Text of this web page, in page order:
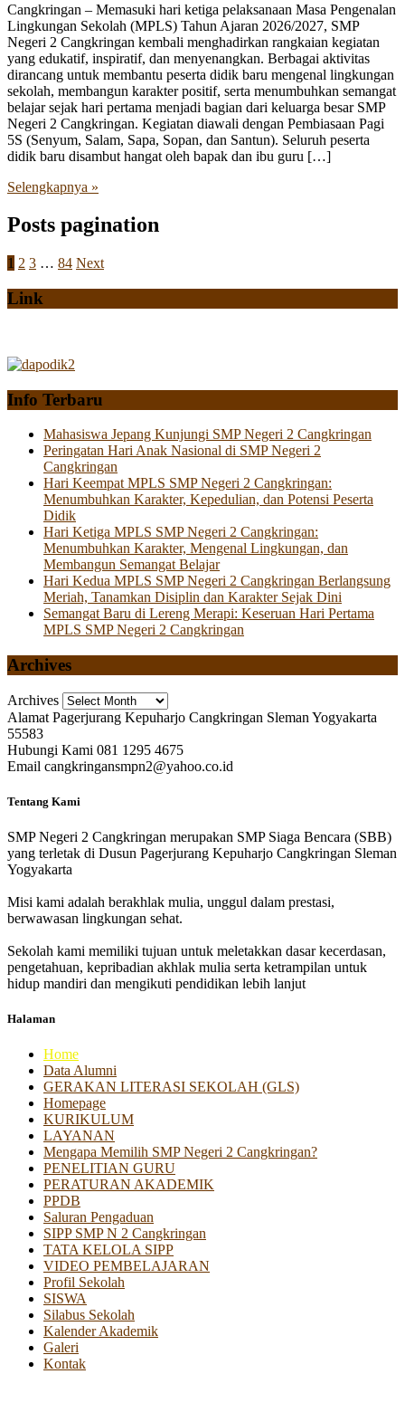
Cangkringan – Memasuki hari ketiga pelaksanaan Masa Pengenalan
Lingkungan Sekolah (MPLS) Tahun Ajaran 2026/2027, SMP
Negeri 2 Cangkringan kembali menghadirkan rangkaian kegiatan
yang edukatif, inspiratif, dan menyenangkan. Berbagai aktivitas
dirancang untuk membantu peserta didik baru mengenal lingkungan
sekolah, membangun karakter positif, serta menumbuhkan semangat
belajar sejak hari pertama menjadi bagian dari keluarga besar SMP
Negeri 2 Cangkringan. Kegiatan diawali dengan Pembiasaan Pagi
5S (Senyum, Salam, Sapa, Sopan, dan Santun). Seluruh peserta
didik baru disambut hangat oleh bapak dan ibu guru […]
Selengkapnya »
Posts pagination
1 2 3 … 84 Next
Link
Info Terbaru
Mahasiswa Jepang Kunjungi SMP Negeri 2 Cangkringan
Peringatan Hari Anak Nasional di SMP Negeri 2
Cangkringan
Hari Keempat MPLS SMP Negeri 2 Cangkringan:
Menumbuhkan Karakter, Kepedulian, dan Potensi Peserta
Didik
Hari Ketiga MPLS SMP Negeri 2 Cangkringan:
Menumbuhkan Karakter, Mengenal Lingkungan, dan
Membangun Semangat Belajar
Hari Kedua MPLS SMP Negeri 2 Cangkringan Berlangsung
Meriah, Tanamkan Disiplin dan Karakter Sejak Dini
Semangat Baru di Lereng Merapi: Keseruan Hari Pertama
MPLS SMP Negeri 2 Cangkringan
Archives
Archives
Alamat Pagerjurang Kepuharjo Cangkringan Sleman Yogyakarta
55583
Hubungi Kami 081 1295 4675
Email cangkringansmpn2@yahoo.co.id
Tentang Kami
SMP Negeri 2 Cangkringan merupakan SMP Siaga Bencara (SBB)
yang terletak di Dusun Pagerjurang Kepuharjo Cangkringan Sleman
Yogyakarta
Misi kami adalah berakhlak mulia, unggul dalam prestasi,
berwawasan lingkungan sehat.
Sekolah kami memiliki tujuan untuk meletakkan dasar kecerdasan,
pengetahuan, kepribadian akhlak mulia serta ketrampilan untuk
hidup mandiri dan mengikuti pendidikan lebih lanjut
Halaman
Home
Data Alumni
GERAKAN LITERASI SEKOLAH (GLS)
Homepage
KURIKULUM
LAYANAN
Mengapa Memilih SMP Negeri 2 Cangkringan?
PENELITIAN GURU
PERATURAN AKADEMIK
PPDB
Saluran Pengaduan
SIPP SMP N 2 Cangkringan
TATA KELOLA SIPP
VIDEO PEMBELAJARAN
Profil Sekolah
SISWA
Silabus Sekolah
Kalender Akademik
Galeri
Kontak